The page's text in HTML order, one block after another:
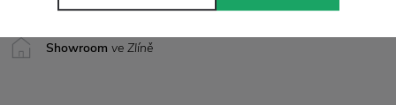
7500+ produktůna výběr
Showroom ve Zlíně